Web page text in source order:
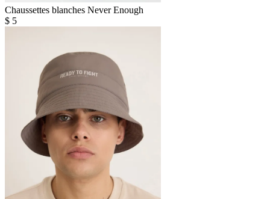
Chaussettes blanches Never Enough
$ 5